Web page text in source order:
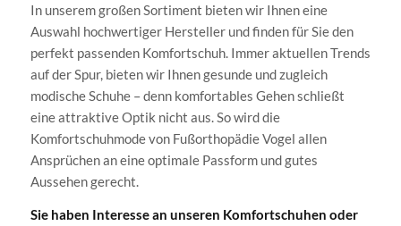
In unserem großen Sortiment bieten wir Ihnen eine
Auswahl hochwertiger Hersteller und finden für Sie den
perfekt passenden Komfortschuh. Immer aktuellen Trends
auf der Spur, bieten wir Ihnen gesunde und zugleich
modische Schuhe – denn komfortables Gehen schließt
eine attraktive Optik nicht aus. So wird die
Komfortschuhmode von Fußorthopädie Vogel allen
Ansprüchen an eine optimale Passform und gutes
Aussehen gerecht.
Sie haben Interesse an unseren Komfortschuhen oder